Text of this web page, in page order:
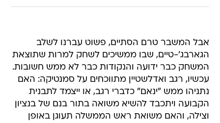
אבל המשבר טרם הסתיים, פשוט עברנו לשלב
הגארבג'-טיים, שבו ממשיכים לשחק למרות שתוצאת
המשחק כבר ידועה והנקודות כבר לא ממש חשובות.
עכשיו, רגב ואדלשטיין מתווכחים על סמנטיקה: האם
נתניהו ממש "ינאם" כדברי רגב, או ייצמד לתבנית
הקבועה ויתכבד להשיא משואה בתור בנם של בנציון
וצילה, והאם משואת ראש הממשלה תעוגן באופן